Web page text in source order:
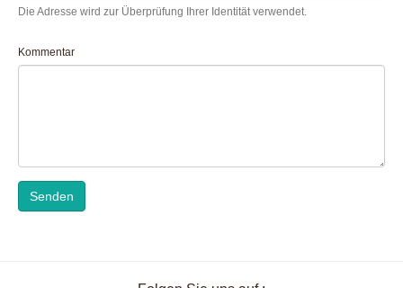
Die Adresse wird zur Überprüfung Ihrer Identität verwendet.
Kommentar
Senden